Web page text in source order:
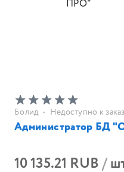
Болид • Недоступно к
Администратор БД
10 135.21 RUB/